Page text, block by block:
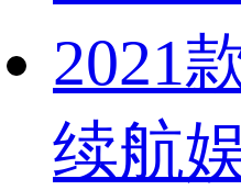
2021
续航